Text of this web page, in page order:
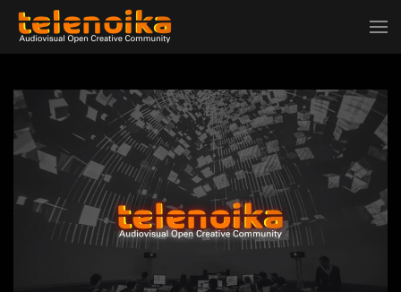
Ir al contenido principal